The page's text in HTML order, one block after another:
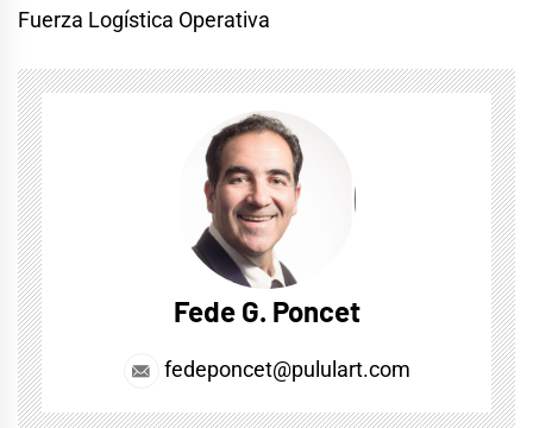
Fuerza Logística Operativa
Fede G. Poncet
fedeponcet@pululart.com